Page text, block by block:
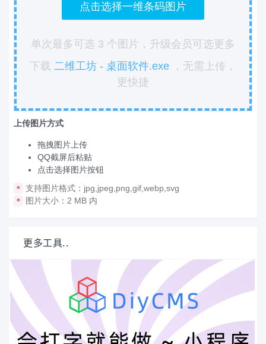
点击选择一维条码图片
单次最多可选 3 个图片，升级会员可选更多
下载 二维工坊 - 桌面软件.exe ，无需上传，
更快捷
上传图片方式
拖拽图片上传
QQ截屏后粘贴
点击选择图片按钮
* 支持图片格式：jpg,jpeg,png,gif,webp,svg
* 图片大小：2 MB 内
更多工具..